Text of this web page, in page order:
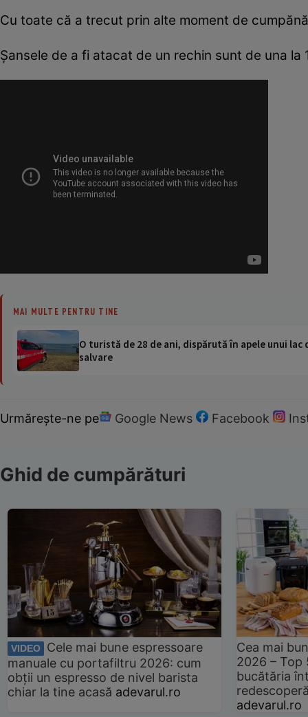
Cu toate că a trecut prin alte moment de
Şansele de a fi atacat de un rechin sunt de una
MAI MULTE PENTRU TINE
O turistă de 28 de ani, dispărută în apele unui
salvare
Urmărește-ne pe Google News Facebook
Ghid de cumpărături
VIDEO
Cele mai bune espressoare
manuale cu portafiltru 2026: cum
obții un espresso de nivel barista
chiar la tine acasă adevarul.ro
Cea mai
2026 –
bucătăria
adevarul.ro